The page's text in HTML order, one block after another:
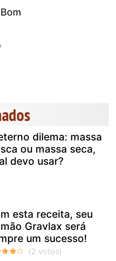
dilema: massa
ou massa seca,
devo usar?
esta receita, seu
Gravlax será
um sucesso!